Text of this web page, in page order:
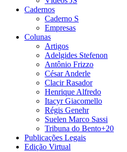
Cadernos
Caderno S
Empresas
Colunas
Artigos
Adelgides Stefenon
Antônio Frizzo
César Anderle
Clacir Rasador
Henrique Alfredo
Itacyr Giacomello
Régis Genehr
Suelen Marco Sassi
Tribuna do Bento+20
Publicações Legais
Edição Virtual